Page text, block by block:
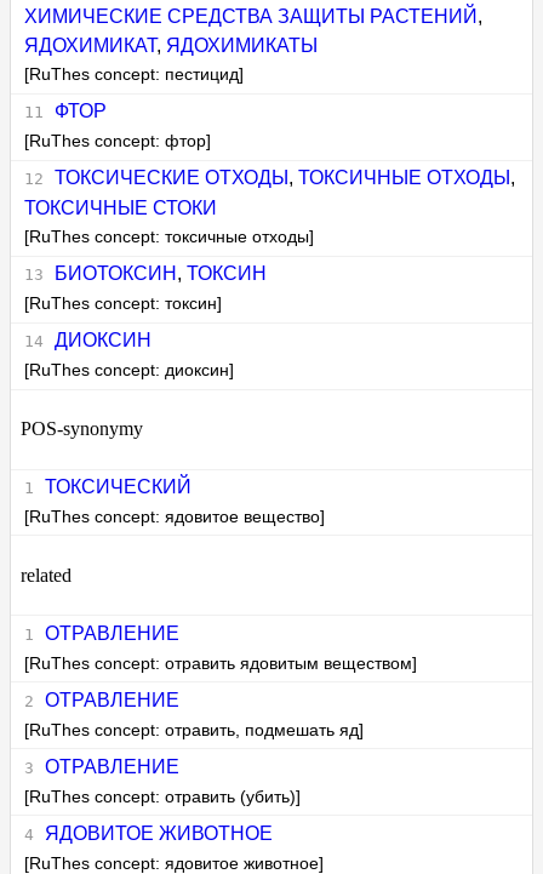
ХИМИЧЕСКИЕ СРЕДСТВА ЗАЩИТЫ РАСТЕНИЙ ,
ЯДОХИМИКАТ, ЯДОХИМИКАТЫ
[RuThes concept: пестицид]
ФТОР
[RuThes concept: фтор]
ТОКСИЧЕСКИЕ ОТХОДЫ , ТОКСИЧНЫЕ ОТХОДЫ ,
ТОКСИЧНЫЕ СТОКИ
[RuThes concept: токсичные отходы]
БИОТОКСИН , ТОКСИН
[RuThes concept: токсин]
ДИОКСИН
[RuThes concept: диоксин]
POS-synonymy
ТОКСИЧЕСКИЙ
[RuThes concept: ядовитое вещество]
related
ОТРАВЛЕНИЕ
[RuThes concept: отравить ядовитым веществом]
ОТРАВЛЕНИЕ
[RuThes concept: отравить, подмешать яд]
ОТРАВЛЕНИЕ
[RuThes concept: отравить (убить)]
ЯДОВИТОЕ ЖИВОТНОЕ
[RuThes concept: ядовитое животное]